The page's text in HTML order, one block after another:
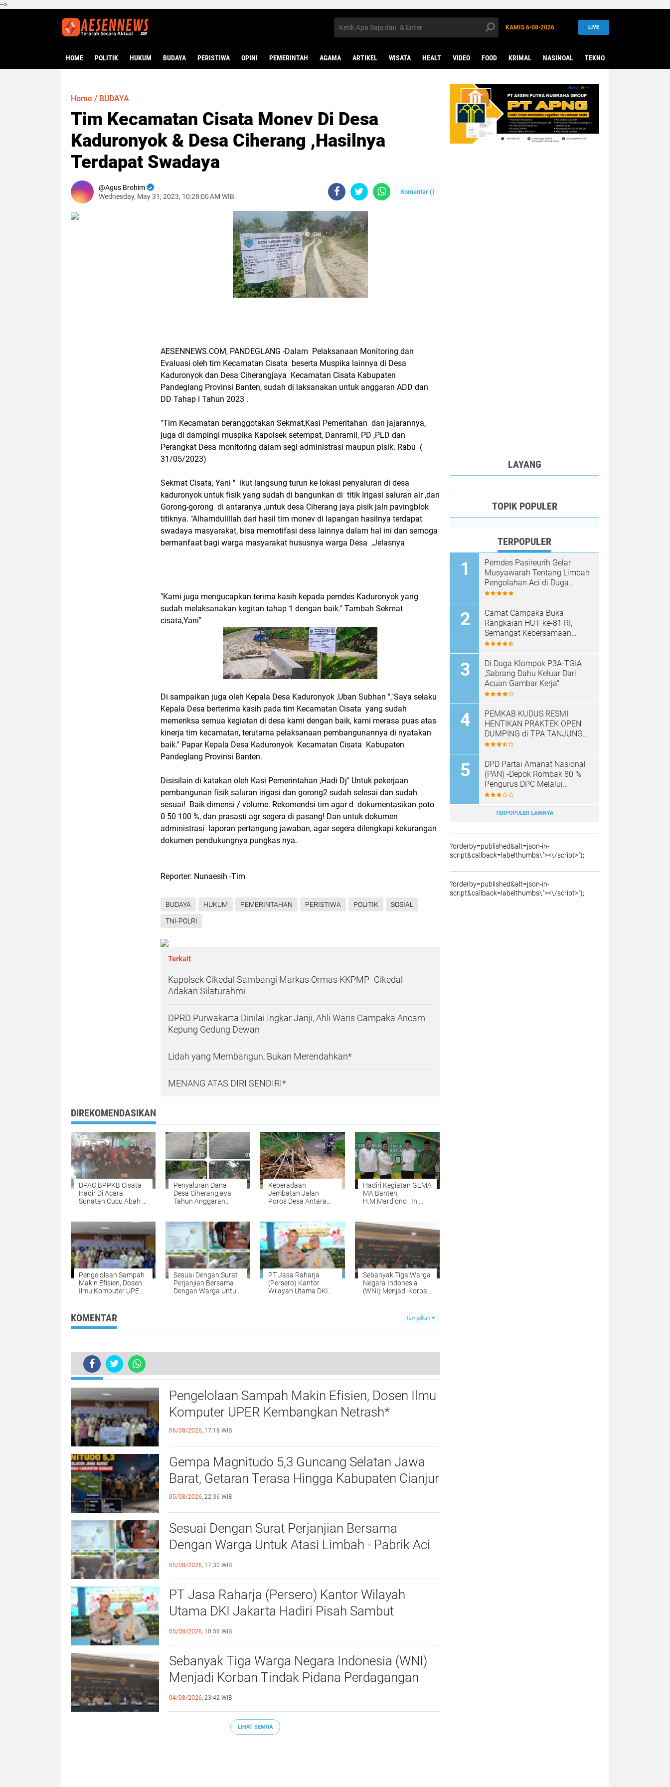
-->
KAMIS 6•08•2026 LIVE
HOME POLITIK HUKUM BUDAYA PERISTIWA OPINI PEMERINTAH AGAMA ARTIKEL WISATA HEALT VIDEO FOOD KRIMAL NASINOAL TEKNO
Home / BUDAYA
Tim Kecamatan Cisata Monev Di Desa
Kaduronyok & Desa Ciherang ,Hasilnya
Terdapat Swadaya
Agus Brohim
Wednesday, May 31, 2023, 10:28:00 AM WIB
Komentar ()
AESENNEWS.COM, PANDEGLANG -Dalam Pelaksanaan Monitoring dan
Evaluasi oleh tim Kecamatan Cisata beserta Muspika lainnya di Desa
Kaduronyok dan Desa Ciherangjaya Kecamatan Cisata Kabupaten
Pandeglang Provinsi Banten, sudah di laksanakan untuk anggaran ADD dan
DD Tahap I Tahun 2023 .
"Tim Kecamatan beranggotakan Sekmat,Kasi Pemeritahan dan jajarannya,
juga di dampingi muspika Kapolsek setempat, Danramil, PD ,PLD dan
Perangkat Desa monitoring dalam segi administrasi maupun pisik. Rabu (
31/05/2023)
Sekmat Cisata, Yani " ikut langsung turun ke lokasi penyaluran di desa
kaduronyok untuk fisik yang sudah di bangunkan di titik Irigasi saluran air ,dan
Gorong-gorong di antaranya ,untuk desa Ciherang jaya pisik jaln pavingblok
titiknya. "Alhamdulillah dari hasil tim monev di lapangan hasilnya terdapat
swadaya masyarakat, bisa memotifasi desa lainnya dalam hal ini dan semoga
bermanfaat bagi warga masyarakat hususnya warga Desa ,Jelasnya
"Kami juga mengucapkan terima kasih kepada pemdes Kaduronyok yang
sudah melaksanakan kegitan tahap 1 dengan baik." Tambah Sekmat
cisata,Yani"
Di sampaikan juga oleh Kepala Desa Kaduronyok ,Uban Subhan ","Saya selaku
Kepala Desa berterima kasih pada tim Kecamatan Cisata yang sudah
memeriksa semua kegiatan di desa kami dengan baik, kami merasa puas atas
kinerja tim kecamatan, terutama pelaksanaan pembangunannya di nyatakan
baik." Papar Kepala Desa Kaduronyok Kecamatan Cisata Kabupaten
Pandeglang Provinsi Banten.
Disisilain di katakan oleh Kasi Pemerintahan ,Hadi Dj" Untuk pekerjaan
pembangunan fisik saluran irigasi dan gorong2 sudah selesai dan sudah
sesuai! Baik dimensi / volume. Rekomendsi tim agar d dokumentasikan poto
0 50 100 %, dan prasasti agr segera di pasang! Dan untuk dokumen
administrasi laporan pertangung jawaban, agar segera dilengkapi kekurangan
dokumen pendukungnya pungkas nya.
Reporter: Nunaesih -Tim
BUDAYA HUKUM PEMERINTAHAN PERISTIWA POLITIK SOSIAL
TNI-POLRI
Terkait
Kapolsek Cikedal Sambangi Markas Ormas KKPMP -Cikedal
Adakan Silaturahmi
DPRD Purwakarta Dinilai Ingkar Janji, Ahli Waris Campaka Ancam
Kepung Gedung Dewan
Lidah yang Membangun, Bukan Merendahkan*
MENANG ATAS DIRI SENDIRI*
DIREKOMENDASIKAN
DPAC BPPKB Cisata
Hadir Di Acara
Sunatan Cucu Abah H
Penyaluran Dana
Desa Ciherangjaya
Tahun Anggaran
Keberadaan
Jembatan Jalan
Poros Desa Antara
Butuh Perhatian
Pemerintah
Hadiri Kegiatan GEMA
MA Banten,
H.M.Mardiono : Ini
Indonesia Melompat
Jadi Negara Maju
Pengelolaan Sampah
Makin Efisien, Dosen
Ilmu Komputer UPER
Sesuai Dengan Surat
Perjanjian Bersama
Dengan Warga Untuk
PT Jasa Raharja
(Persero) Kantor
Wilayah Utama DKI
Sebanyak Tiga Warga
Negara Indonesia
(WNI) Menjadi Korban
(TPPO) di Libya
Berhasil Dipulangkan
Ke - Indonesia.
KOMENTAR Tampilkan
Tim Kecamatan Cisata Monev Di Desa Kaduronyok & Desa Ciherang ,Hasilnya Terdapat Swadaya
0
TERKINI
Pengelolaan Sampah Makin Efisien, Dosen Ilmu
Komputer UPER Kembangkan Netrash*
06/08/2026, 17:18 WIB
Gempa Magnitudo 5,3 Guncang Selatan Jawa
Barat, Getaran Terasa Hingga Kabupaten Cianjur
05/08/2026, 22:36 WIB
Sesuai Dengan Surat Perjanjian Bersama
Dengan Warga Untuk Atasi Limbah - Pabrik Aci
Giat Perbaiki Kobak Penampungan Air
05/08/2026, 17:30 WIB
PT Jasa Raharja (Persero) Kantor Wilayah
Utama DKI Jakarta Hadiri Pisah Sambut
Direktur Lalu Lintas Polda Metro Jaya
05/08/2026, 10:56 WIB
Sebanyak Tiga Warga Negara Indonesia (WNI)
Menjadi Korban Tindak Pidana Perdagangan
Orang (TPPO) di Libya Berhasil Dipulangkan Ke -
Indonesia. Mereka
04/08/2026, 23:42 WIB
LIHAT SEMUA
LAYANG
TOPIK POPULER
TERPOPULER
Pemdes Pasireurih Gelar
Musyawarah Tentang Limbah
Pengolahan Aci di Duga
Cemari Sungai Cisata
Sementara
Camat Campaka Buka
Rangkaian HUT ke-81 RI,
Semangat Kebersamaan
Warnai Senam Massal dan
Desa
Di Duga Klompok P3A-TGIA
,Sabrang Dahu Keluar Dari
Acuan Gambar Kerja"
PEMKAB KUDUS RESMI
HENTIKAN PRAKTEK OPEN
DUMPING di TPA TANJUNG
REJO, KEC.JEKULO
SISTEM PENGELOLAAN
SAMPAH BARU
DPD Partai Amanat Nasional
(PAN) -Depok Rombak 80 %
Pengurus DPC Melalui
Muscab "
TERPOPULER LAINNYA
?orderby=published&alt=json-in-
script&callback=labelthumbs\"><\/script>");
?orderby=published&alt=json-in-
script&callback=labelthumbs\"><\/script>");